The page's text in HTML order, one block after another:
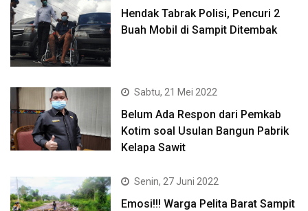
Hendak Tabrak Polisi, Pencuri 2
Buah Mobil di Sampit Ditembak
Sabtu, 21 Mei 2022
Belum Ada Respon dari Pemkab
Kotim soal Usulan Bangun Pabrik
Kelapa Sawit
Senin, 27 Juni 2022
Emosi!!! Warga Pelita Barat Sampit